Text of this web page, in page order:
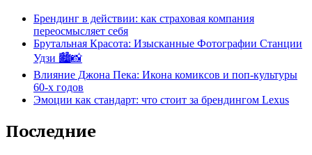
Брендинг в действии: как страховая компания
переосмысляет себя
Брутальная Красота: Изысканные Фотографии Станции
Удзи 🏙️📸
Влияние Джона Пека: Икона комиксов и поп-культуры
60-х годов
Эмоции как стандарт: что стоит за брендингом Lexus
Последние